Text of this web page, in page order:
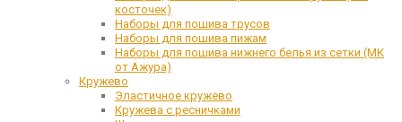
косточек)
Наборы для пошива трусов
Наборы для пошива пижам
Наборы для пошива нижнего белья из сетки (МК
от Ажура)
Кружево
Эластичное кружево
Кружева с ресничками